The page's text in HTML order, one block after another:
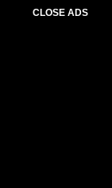
CLOSE ADS